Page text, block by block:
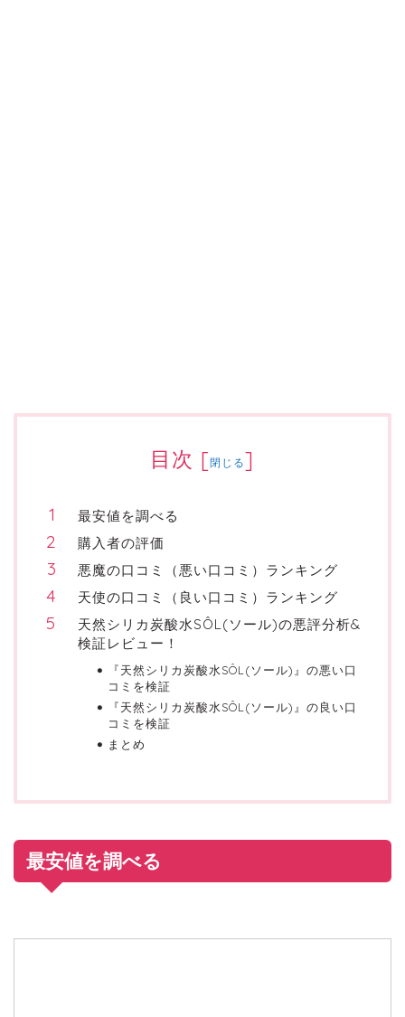
目次 [閉じる]
最安値を調べる
購入者の評価
悪魔の口コミ（悪い口コミ）ランキング
天使の口コミ（良い口コミ）ランキング
天然シリカ炭酸水SÔL(ソール)の悪評分析&
検証レビュー！
『天然シリカ炭酸水SÔL(ソール)』の悪い口
コミを検証
『天然シリカ炭酸水SÔL(ソール)』の良い口
コミを検証
まとめ
最安値を調べる